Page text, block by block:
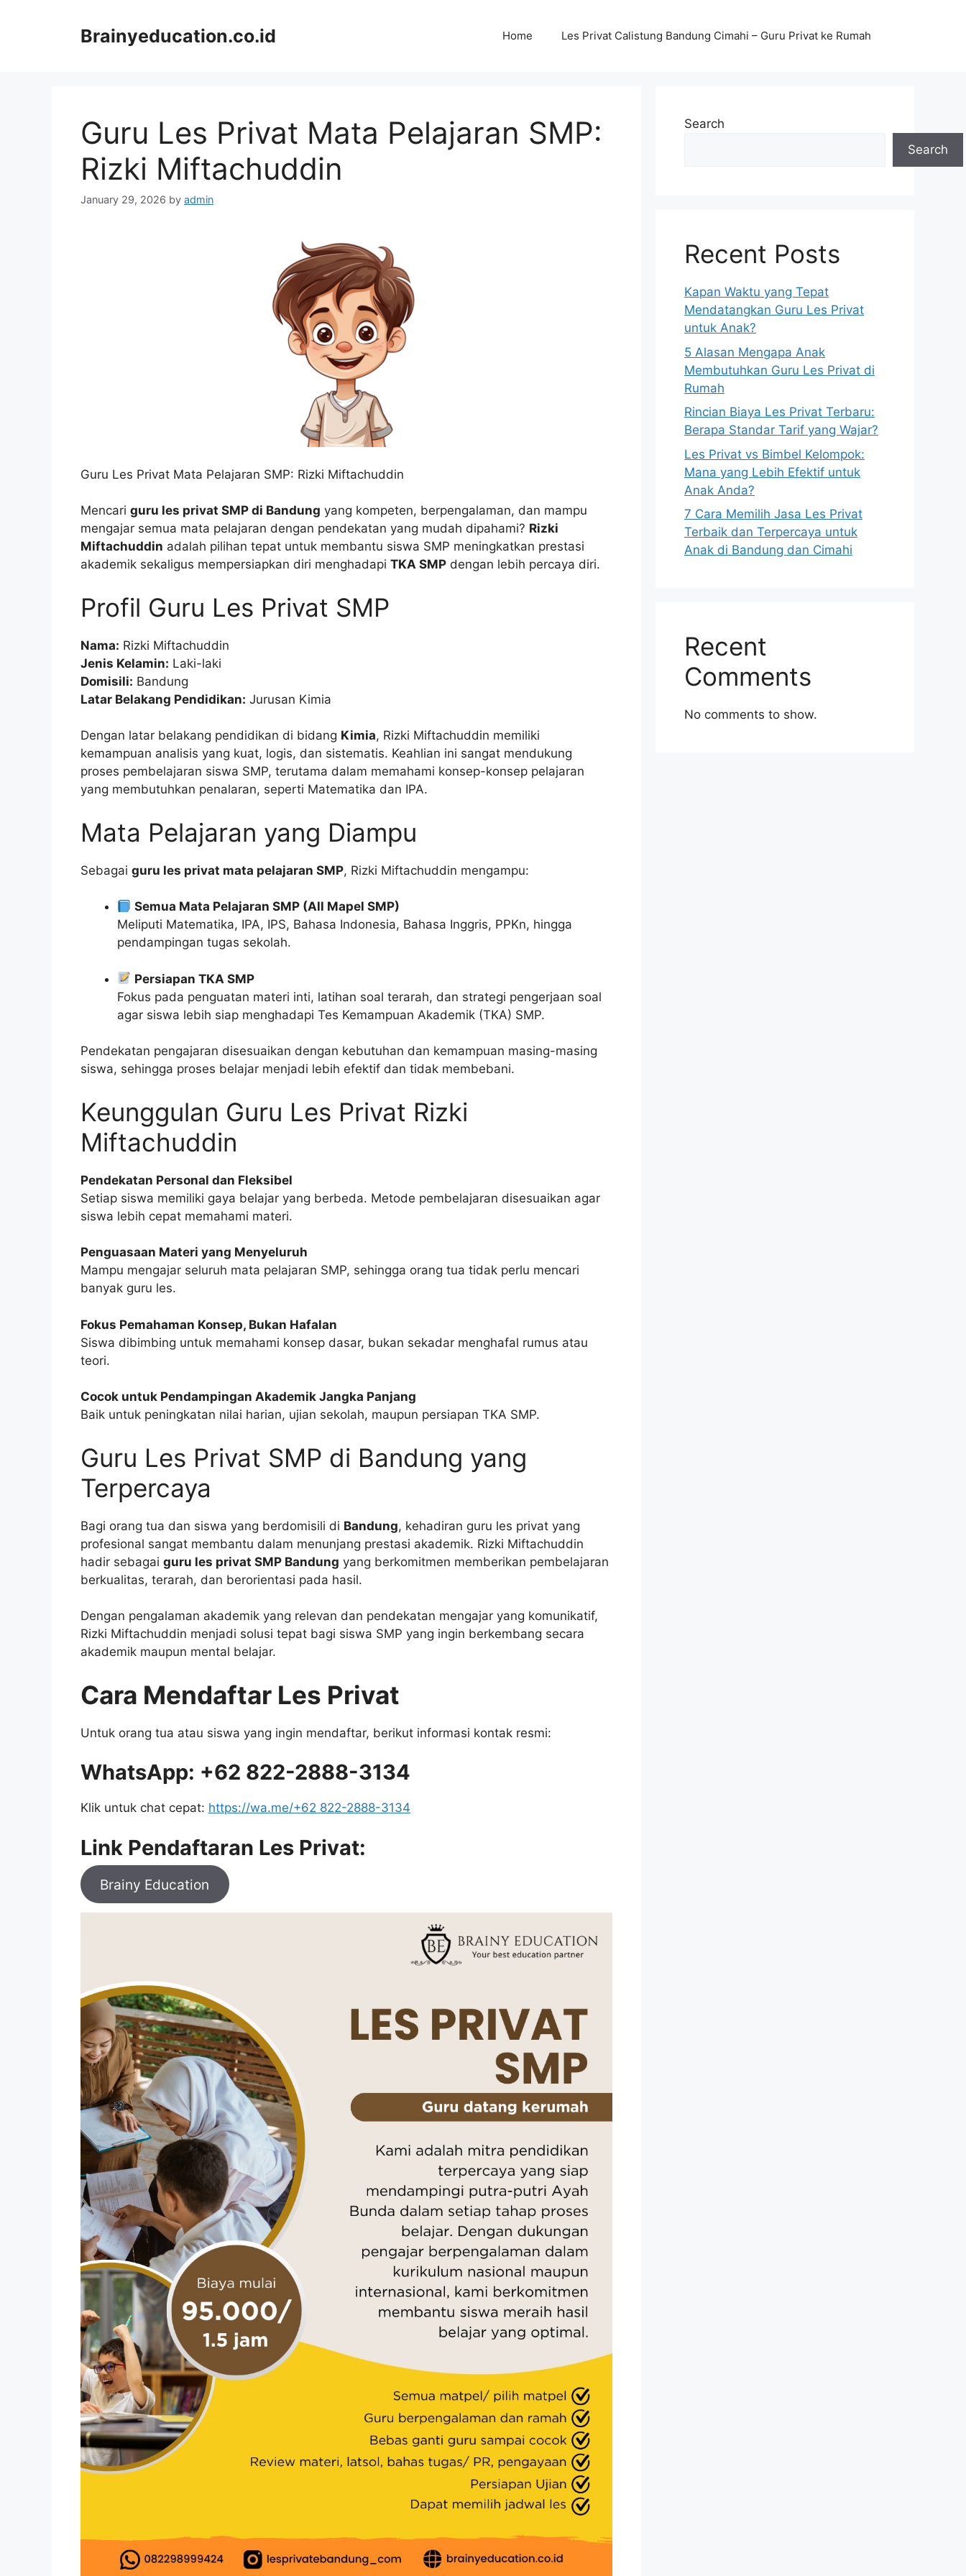
Brainyeducation.co.id Home Les Privat Calistung Bandung Cimahi – Guru Privat ke Rumah
Guru Les Privat Mata Pelajaran SMP:
Rizki Miftachuddin
January 29, 2026 by admin
Guru Les Privat Mata Pelajaran SMP: Rizki Miftachuddin
Mencari guru les privat SMP di Bandung yang kompeten, berpengalaman, dan mampu
mengajar semua mata pelajaran dengan pendekatan yang mudah dipahami? Rizki
Miftachuddin adalah pilihan tepat untuk membantu siswa SMP meningkatkan prestasi
akademik sekaligus mempersiapkan diri menghadapi TKA SMP dengan lebih percaya diri.
Profil Guru Les Privat SMP
Nama: Rizki Miftachuddin
Jenis Kelamin: Laki-laki
Domisili: Bandung
Latar Belakang Pendidikan: Jurusan Kimia
Dengan latar belakang pendidikan di bidang Kimia, Rizki Miftachuddin memiliki
kemampuan analisis yang kuat, logis, dan sistematis. Keahlian ini sangat mendukung
proses pembelajaran siswa SMP, terutama dalam memahami konsep-konsep pelajaran
yang membutuhkan penalaran, seperti Matematika dan IPA.
Mata Pelajaran yang Diampu
Sebagai guru les privat mata pelajaran SMP, Rizki Miftachuddin mengampu:
Semua Mata Pelajaran SMP (All Mapel SMP)
Meliputi Matematika, IPA, IPS, Bahasa Indonesia, Bahasa Inggris, PPKn, hingga
pendampingan tugas sekolah.
Persiapan TKA SMP
Fokus pada penguatan materi inti, latihan soal terarah, dan strategi pengerjaan soal
agar siswa lebih siap menghadapi Tes Kemampuan Akademik (TKA) SMP.
Pendekatan pengajaran disesuaikan dengan kebutuhan dan kemampuan masing-masing
siswa, sehingga proses belajar menjadi lebih efektif dan tidak membebani.
Keunggulan Guru Les Privat Rizki
Miftachuddin
Pendekatan Personal dan Fleksibel
Setiap siswa memiliki gaya belajar yang berbeda. Metode pembelajaran disesuaikan agar
siswa lebih cepat memahami materi.
Penguasaan Materi yang Menyeluruh
Mampu mengajar seluruh mata pelajaran SMP, sehingga orang tua tidak perlu mencari
banyak guru les.
Fokus Pemahaman Konsep, Bukan Hafalan
Siswa dibimbing untuk memahami konsep dasar, bukan sekadar menghafal rumus atau
teori.
Cocok untuk Pendampingan Akademik Jangka Panjang
Baik untuk peningkatan nilai harian, ujian sekolah, maupun persiapan TKA SMP.
Guru Les Privat SMP di Bandung yang
Terpercaya
Bagi orang tua dan siswa yang berdomisili di Bandung, kehadiran guru les privat yang
profesional sangat membantu dalam menunjang prestasi akademik. Rizki Miftachuddin
hadir sebagai guru les privat SMP Bandung yang berkomitmen memberikan pembelajaran
berkualitas, terarah, dan berorientasi pada hasil.
Dengan pengalaman akademik yang relevan dan pendekatan mengajar yang komunikatif,
Rizki Miftachuddin menjadi solusi tepat bagi siswa SMP yang ingin berkembang secara
akademik maupun mental belajar.
Cara Mendaftar Les Privat
Untuk orang tua atau siswa yang ingin mendaftar, berikut informasi kontak resmi:
WhatsApp: +62 822-2888-3134
Klik untuk chat cepat: https://wa.me/+62 822-2888-3134
Link Pendaftaran Les Privat:
Brainy Education
Search
Search
Recent Posts
Kapan Waktu yang Tepat
Mendatangkan Guru Les Privat
untuk Anak?
5 Alasan Mengapa Anak
Membutuhkan Guru Les Privat di
Rumah
Rincian Biaya Les Privat Terbaru:
Berapa Standar Tarif yang Wajar?
Les Privat vs Bimbel Kelompok:
Mana yang Lebih Efektif untuk
Anak Anda?
7 Cara Memilih Jasa Les Privat
Terbaik dan Terpercaya untuk
Anak di Bandung dan Cimahi
Recent
Comments
No comments to show.